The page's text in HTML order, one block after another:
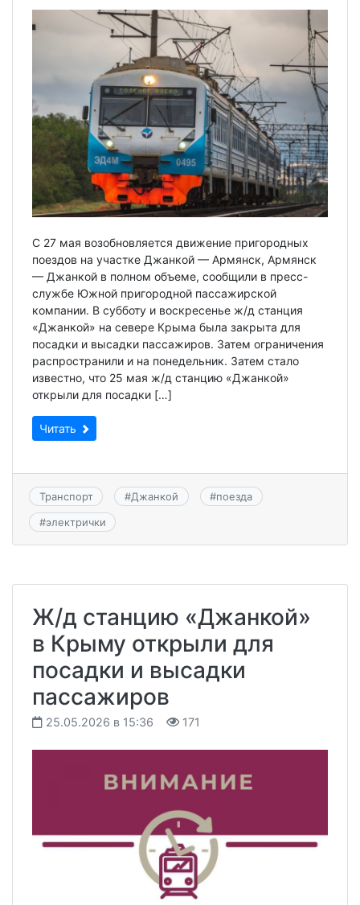
️С 27 мая возобновляется движение пригородных
поездов на участке Джанкой — Армянск, Армянск
— Джанкой в полном объеме, сообщили в пресс-
службе Южной пригородной пассажирской
компании. В субботу и воскресенье ж/д станция
«Джанкой» на севере Крыма была закрыта для
посадки и высадки пассажиров. Затем ограничения
распространили и на понедельник. Затем стало
известно, что 25 мая ж/д станцию «Джанкой»
открыли для посадки […]
Читать
Транспорт #Джанкой #поезда
#электрички
Ж/д станцию «Джанкой»
в Крыму открыли для
посадки и высадки
пассажиров
25.05.2026 в 15:36 171